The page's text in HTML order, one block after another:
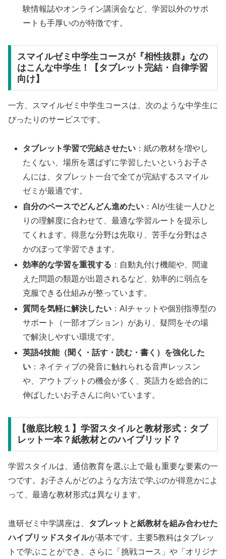
験情報誌やオンライン講演会など、学習以外のサポ
ートも手厚いのが特徴です。
スマイルゼミ中学生コースが『相性抜群』なの
はこんな中学生！【タブレット完結・自律学習
向け】
一方、スマイルゼミ中学生コースは、次のような中学生に
ぴったりのサービスです。
タブレット学習で完結させたい ：紙の教材を増やし
たくない、場所を選ばずに学習したいというお子さ
んには、タブレット一台で全てが完結するスマイル
ゼミが最適です。
自分のペースでどんどん進めたい ：AIが生徒一人ひと
りの理解度に合わせて、最適な学習ルートを提示し
てくれます。得意な分野は先取り、苦手な分野はさ
かのぼって学習できます。
効率的な学習を重視する ：自動丸付け機能や、間違
えた問題の類題が出題されるなど、効率的に弱点を
克服できる仕組みが整っています。
質問を気軽に解決したい ：AIチャットや個別指導型の
サポート（一部オプション）があり、疑問をその場
で解決しやすい環境です。
英語4技能（聞く・話す・読む・書く）を強化した
い ：ネイティブの発音に触れられる音声レッスン
や、アウトプットの機会が多く、英語力を総合的に
伸ばしたいお子さんに向いています。
【徹底比較１】学習スタイルと教材形式：タブ
レット一本？紙教材とのハイブリッド？
学習スタイルは、通信教育を選ぶ上で最も重要な要素の一
つです。お子さんがどのような方法で学ぶのが得意かによ
って、最適な教材形式は異なります。
進研ゼミ中学講座は、 タブレットと紙教材を組み合わせた
ハイブリッドスタイルが基本です。主要5教科はタブレッ
トで学ぶことができ、さらに「挑戦コース」や「オリジナ